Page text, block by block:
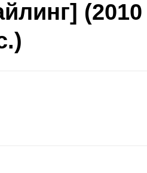
(2010